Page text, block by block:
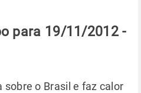
para 19/11/2012 -
sobre o Brasil e faz calor